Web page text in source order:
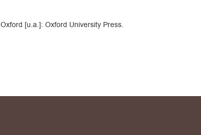
Oxford [u.a.]: Oxford University Press.